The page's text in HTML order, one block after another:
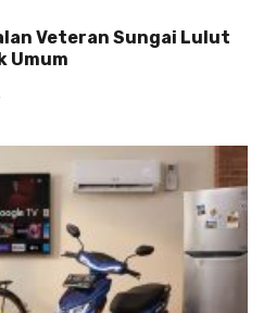
Veteran Sungai Lulut
Umum